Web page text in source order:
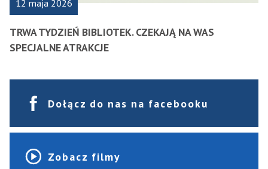
12 maja 2026
TRWA TYDZIEŃ BIBLIOTEK. CZEKAJĄ NA WAS
SPECJALNE ATRAKCJE
Dołącz do nas na facebooku
Zobacz filmy